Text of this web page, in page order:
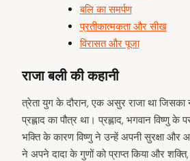
बलि का समर्पण
प्रतीकात्मकता और सीख
विरासत और पूजा
राजा बली की कहानी
त्रेता युग के दौरान, एक असुर राजा था जिसका
प्रह्लाद का पौत्र था। प्रह्लाद, भगवान विष्णु
भक्ति के कारण विष्णु ने उन्हें अपनी सुरक्षा और
ने अपने दादा के गुणों को प्राप्त किया और शक्ति,